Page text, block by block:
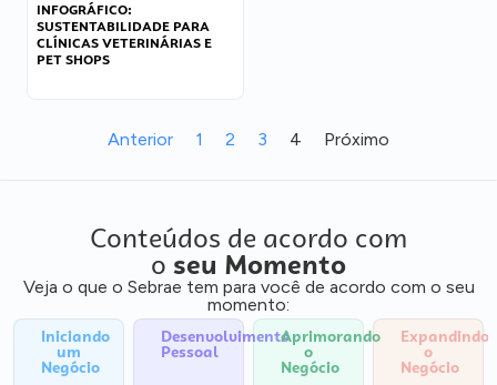
INFOGRÁFICO:
SUSTENTABILIDADE PARA
CLÍNICAS VETERINÁRIAS E
PET SHOPS
Anterior 1 2 3 4 Próximo
Conteúdos de acordo com
o seu Momento
Veja o que o Sebrae tem para você de acordo com o seu
momento:
Iniciando
um
Negócio
Desenvolvimento
Pessoal
Aprimorando
o
Negócio
Expandindo
o
Negócio